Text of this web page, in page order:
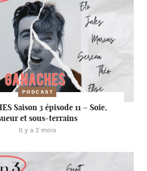
PODCAST
Saison 3 épisode 11 – Soie,
et sous-terrains
Il y a 2 mois